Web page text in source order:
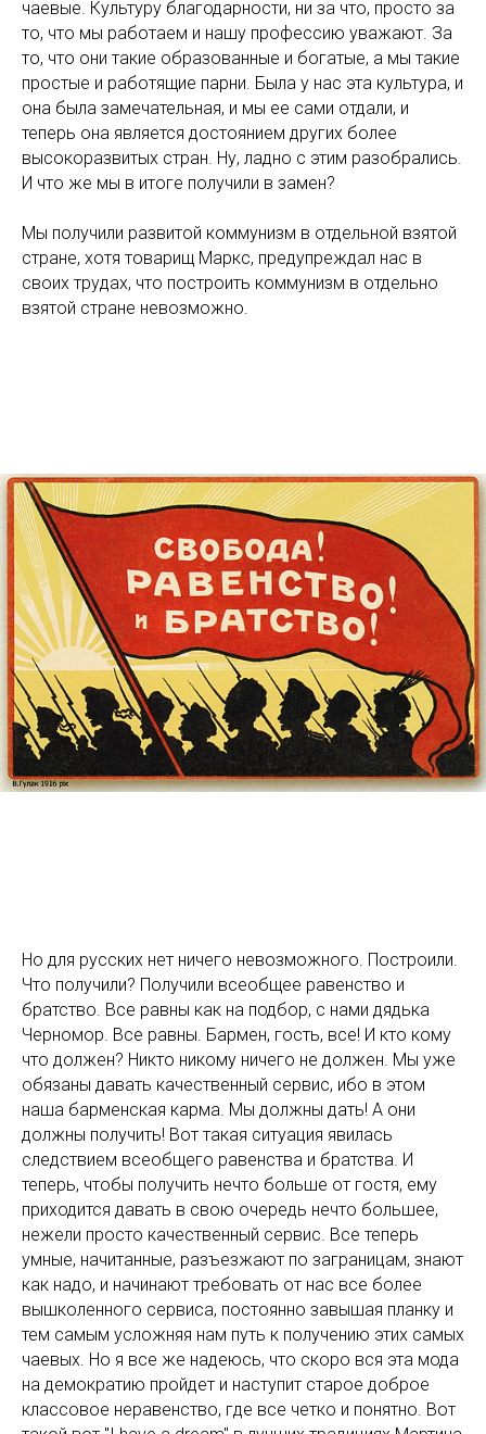
чаевые. Культуру благодарности, ни за что, просто за
то, что мы работаем и нашу профессию уважают. За
то, что они такие образованные и богатые, а мы такие
простые и работящие парни. Была у нас эта культура, и
она была замечательная, и мы ее сами отдали, и
теперь она является достоянием других более
высокоразвитых стран. Ну, ладно с этим разобрались.
И что же мы в итоге получили в замен?
Мы получили развитой коммунизм в отдельной взятой
стране, хотя товарищ Маркс, предупреждал нас в
своих трудах, что построить коммунизм в отдельно
взятой стране невозможно.
Но для русских нет ничего невозможного. Построили.
Что получили? Получили всеобщее равенство и
братство. Все равны как на подбор, с нами дядька
Черномор. Все равны. Бармен, гость, все! И кто кому
что должен? Никто никому ничего не должен. Мы уже
обязаны давать качественный сервис, ибо в этом
наша барменская карма. Мы должны дать! А они
должны получить! Вот такая ситуация явилась
следствием всеобщего равенства и братства. И
теперь, чтобы получить нечто больше от гостя, ему
приходится давать в свою очередь нечто большее,
нежели просто качественный сервис. Все теперь
умные, начитанные, разъезжают по заграницам, знают
как надо, и начинают требовать от нас все более
вышколенного сервиса, постоянно завышая планку и
тем самым усложняя нам путь к получению этих самых
чаевых. Но я все же надеюсь, что скоро вся эта мода
на демократию пройдет и наступит старое доброе
классовое неравенство, где все четко и понятно. Вот